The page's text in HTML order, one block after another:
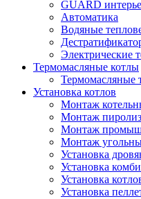
GUARD
Автоматика
Водяные
Электрические
Термомасляные котлы
Термомасляные
Установка котлов
Монтаж
Монтаж
Монтаж
Монтаж
Установка
Установка
Установка
Установка